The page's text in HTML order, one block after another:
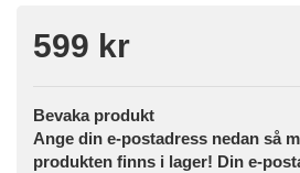
599 kr
Bevaka produkt
Ange din e-postadress nedan så
produkten finns i lager! Din e-